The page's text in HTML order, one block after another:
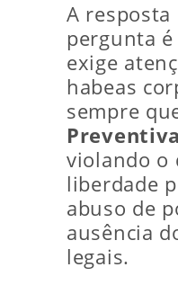
A resposta
pergunta
exige
habeas
sempre
Preventiva
violando o
liberdade
abuso de
ausência
legais.